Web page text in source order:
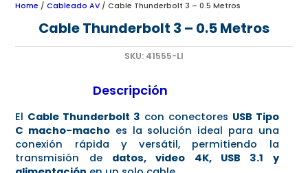
Home /Cableado AV / Cable Thunderbolt 3 – 0.5 Metros
Cable Thunderbolt 3 – 0.5 Metros
SKU: 41555-LI
Descripción
El Cable Thunderbolt 3 con conectores USB Tipo
C macho-macho es la solución ideal para una
conexión rápida y versátil, permitiendo la
transmisión de datos, video 4K, USB 3.1 y